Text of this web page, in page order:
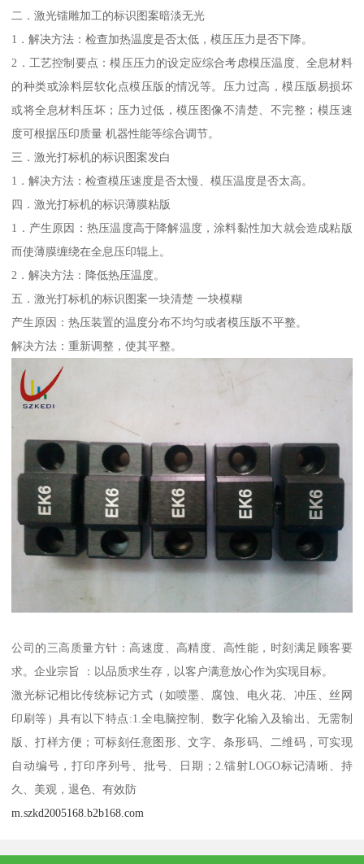
二．激光镭雕加工的标识图案暗淡无光
1．解决方法：检查加热温度是否太低，模压压力是否下降。
2．工艺控制要点：模压压力的设定应综合考虑模压温度、全息材料
的种类或涂料层软化点模压版的情况等。压力过高，模压版易损坏
或将全息材料压坏；压力过低，模压图像不清楚、不完整；模压速
度可根据压印质量 机器性能等综合调节。
三．激光打标机的标识图案发白
1．解决方法：检查模压速度是否太慢、模压温度是否太高。
四．激光打标机的标识薄膜粘版
1．产生原因：热压温度高于降解温度，涂料黏性加大就会造成粘版
而使薄膜缠绕在全息压印辊上。
2．解决方法：降低热压温度。
五．激光打标机的标识图案一块清楚 一块模糊
产生原因：热压装置的温度分布不均匀或者模压版不平整。
解决方法：重新调整，使其平整。
公司的三高质量方针：高速度、高精度、高性能，时刻满足顾客要
求。企业宗旨 ：以品质求生存，以客户满意放心作为实现目标。
激光标记相比传统标记方式（如喷墨、腐蚀、电火花、冲压、丝网
印刷等）具有以下特点:1.全电脑控制、数字化输入及输出、无需制
版、打样方便；可标刻任意图形、文字、条形码、二维码，可实现
自动编号，打印序列号、批号、日期；2.镭射LOGO标记清晰、持
久、美观，退色、有效防
m.szkd2005168.b2b168.com